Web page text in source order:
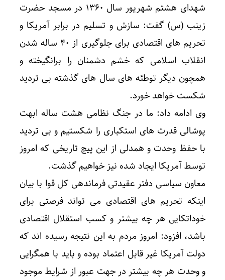
شهدای هشتم شهریور سال ۱۳۶۰ در مسجد حضرت
زینب (س) گفت: سازش و تسلیم در برابر آمریکا و
تحریم های اقتصادی برای جلوگیری از ۴۰ ساله شدن
انقلاب اسلامی که خشم دشمنان را برانگیخته و
همچون دیگر توطئه های سال های گذشته بی تردید
شکست خواهد خورد.
وی ادامه داد: ما در جنگ نظامی هشت ساله ابهت
پوشالی قدرت های استکباری را شکستیم و بی تردید
با حفظ وحدت و همدلی از این پیچ تاریخی که امروز
توسط آمریکا ایجاد شده نیز خواهیم گذشت.
معاون سیاسی دفتر عقیدتی فرماندهی کل قوا با بیان
اینکه تحریم های اقتصادی می تواند فرصتی برای
خوداتکایی هر چه بیشتر و کسب استقلال اقتصادی
باشد، افزود: امروز مردم به این نتیجه رسیده اند که
دولت آمریکا غیر قابل اعتماد بوده و باید با همگرایی
و وحدت هر چه بیشتر در جهت عبور از شرایط موجود